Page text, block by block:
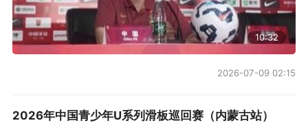
10:32
2026-07-09 02:15
2026年中国青少年U系列滑板巡回赛（内蒙古站）